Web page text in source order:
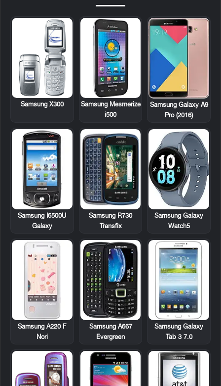
Samsung Galaxy A9
Pro (2016)
Samsung Mesmerize
i500
Samsung X300
Samsung Galaxy
Watch5
Samsung R730
Transfix
Samsung I6500U
Galaxy
Samsung Galaxy
Tab 3 7.0
Samsung A667
Evergreen
Samsung A220 F
Nori